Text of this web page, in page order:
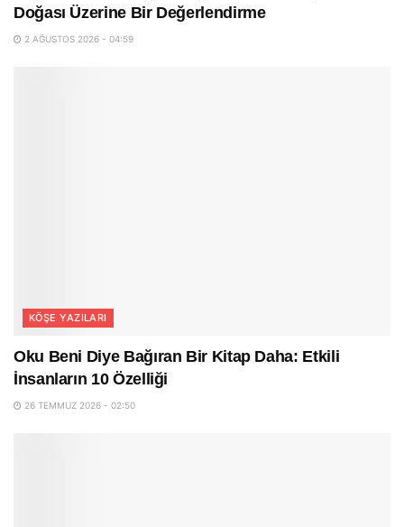
Doğası Üzerine Bir Değerlendirme
2 AĞUSTOS 2026 - 04:59
KÖŞE YAZILARI
Oku Beni Diye Bağıran Bir Kitap Daha: Etkili
İnsanların 10 Özelliği
26 TEMMUZ 2026 - 02:50